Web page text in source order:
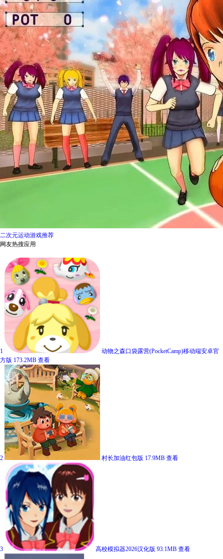
二次元运动游戏推荐
网友热搜应用
1
动物之森口袋露营(PocketCamp)移动端安卓官
方版 173.2MB 查看
2 村长加油红包版 17.9MB 查看
3 高校模拟器2026汉化版 93.1MB 查看